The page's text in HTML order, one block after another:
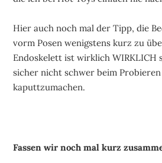
Hier auch noch mal der Tipp, die
vorm Posen wenigstens kurz zu
Endoskelett ist wirklich WIRKLICH
sicher nicht schwer beim
kaputtzumachen.
Fassen wir noch mal kurz